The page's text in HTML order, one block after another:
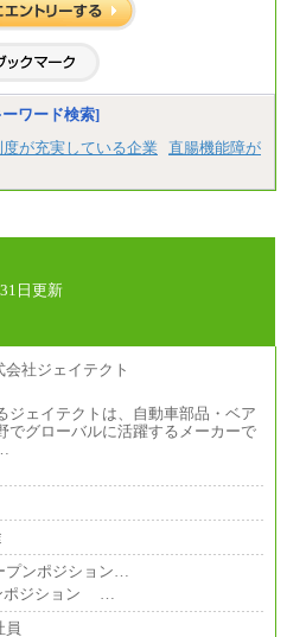
ワード検索]
度が充実している企業
直腸機能障が
日更新
ジェイテクトは、自動車部品・ベア
でグローバルに活躍するメーカーで
プンポジション…
ポジション …
員